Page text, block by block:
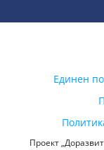
Единен
Проект